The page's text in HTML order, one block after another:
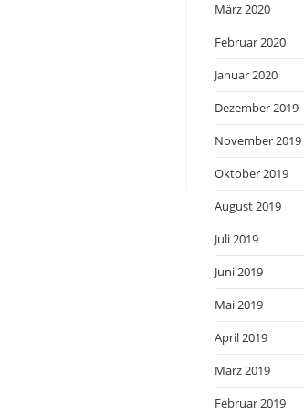
März 2020
Februar 2020
Januar 2020
Dezember 2019
November 2019
Oktober 2019
August 2019
Juli 2019
Juni 2019
Mai 2019
April 2019
März 2019
Februar 2019